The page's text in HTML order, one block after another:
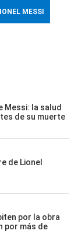
MESSI
Messi: la salud
de su muerte
de Lionel
por la obra
por más de